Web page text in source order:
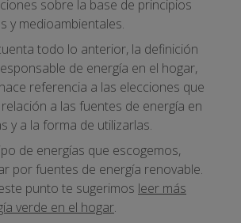
sobre la base de principios
y medioambientales.
todo lo anterior, la definición
de energía en el hogar,
referencia a las elecciones que
a las fuentes de energía en
y a la forma de utilizarlas.
de energías que escogemos,
por fuentes de energía renovable.
punto te sugerimos leer más
verde en el hogar.